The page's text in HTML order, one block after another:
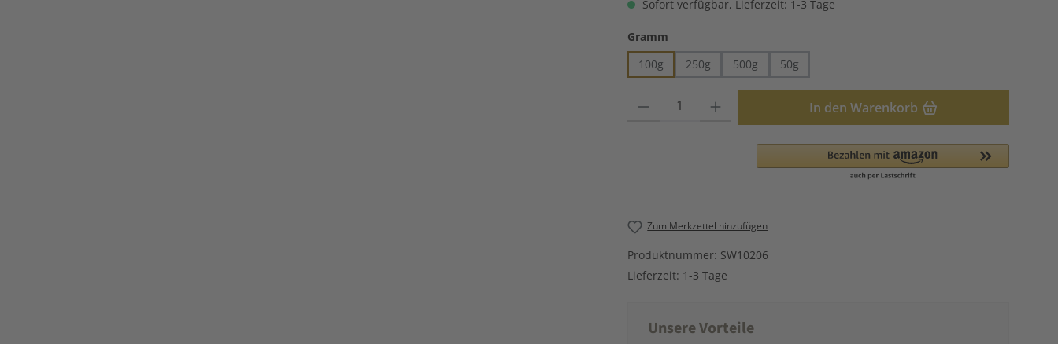
Sofort verfügbar, Lieferzeit: 1-3 Tage
Gramm
100g
250g 500g 50g
Produkt Anzahl: Gib den gewünschten Wert ein oder benutze die Schaltflächen
In den Warenkorb
Zum Merkzettel hinzufügen
Produktnummer: SW10206
Lieferzeit: 1-3 Tage
Unsere Vorteile